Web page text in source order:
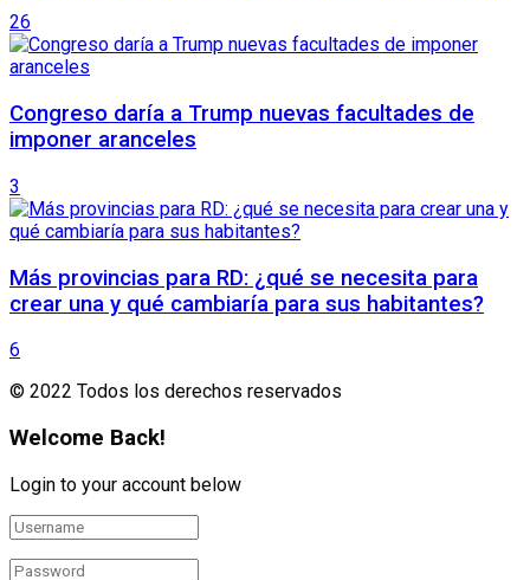
26
Congreso daría a Trump nuevas facultades de
imponer aranceles
3
Más provincias para RD: ¿qué se necesita para
crear una y qué cambiaría para sus habitantes?
6
© 2022 Todos los derechos reservados
Welcome Back!
Login to your account below